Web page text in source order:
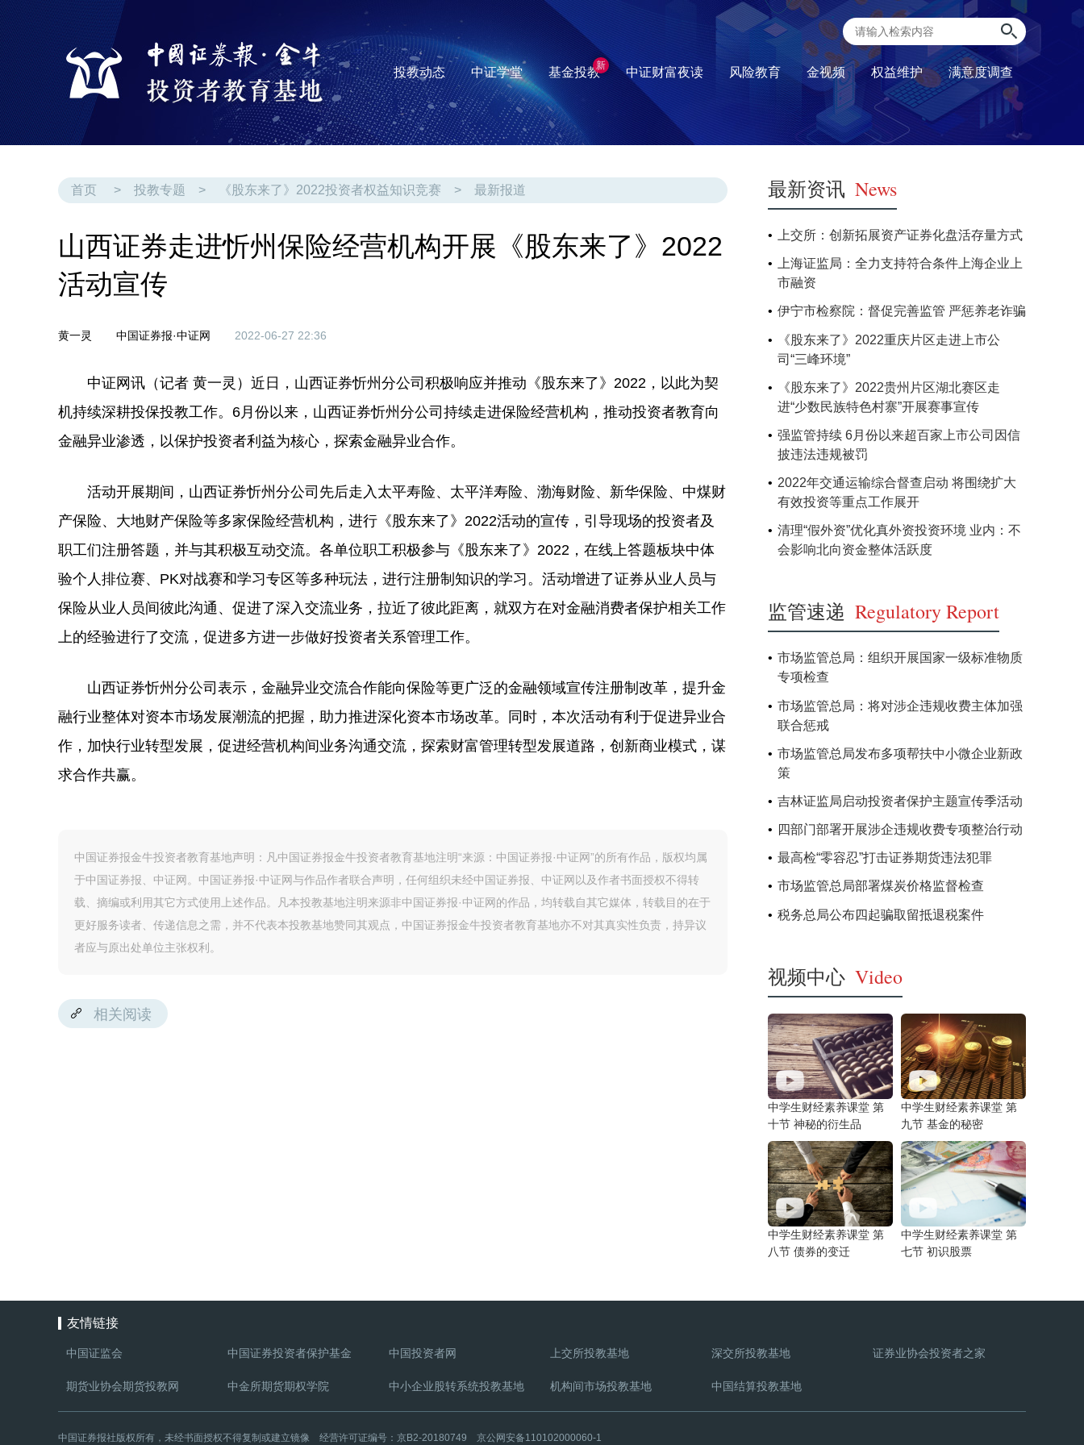
投教动态 中证学堂 基金投教新 中证财富夜读 风险教育 金视频 权益维护 满意度调查
首页 > 投教专题 > 《股东来了》2022投资者权益知识竞赛 > 最新报道
山西证券走进忻州保险经营机构开展《股东来了》2022
活动宣传
黄一灵 中国证券报·中证网 2022-06-27 22:36
中证网讯（记者 黄一灵）近日，山西证券忻州分公司积极响应并推动《股东来了》2022，以此为契
机持续深耕投保投教工作。6月份以来，山西证券忻州分公司持续走进保险经营机构，推动投资者教育向
金融异业渗透，以保护投资者利益为核心，探索金融异业合作。
活动开展期间，山西证券忻州分公司先后走入太平寿险、太平洋寿险、渤海财险、新华保险、中煤财
产保险、大地财产保险等多家保险经营机构，进行《股东来了》2022活动的宣传，引导现场的投资者及
职工们注册答题，并与其积极互动交流。各单位职工积极参与《股东来了》2022，在线上答题板块中体
验个人排位赛、PK对战赛和学习专区等多种玩法，进行注册制知识的学习。活动增进了证券从业人员与
保险从业人员间彼此沟通、促进了深入交流业务，拉近了彼此距离，就双方在对金融消费者保护相关工作
上的经验进行了交流，促进多方进一步做好投资者关系管理工作。
山西证券忻州分公司表示，金融异业交流合作能向保险等更广泛的金融领域宣传注册制改革，提升金
融行业整体对资本市场发展潮流的把握，助力推进深化资本市场改革。同时，本次活动有利于促进异业合
作，加快行业转型发展，促进经营机构间业务沟通交流，探索财富管理转型发展道路，创新商业模式，谋
求合作共赢。
中国证券报金牛投资者教育基地声明：凡中国证券报金牛投资者教育基地注明“来源：中国证券报·中证网”的所有作品，版权均属
于中国证券报、中证网。中国证券报·中证网与作品作者联合声明，任何组织未经中国证券报、中证网以及作者书面授权不得转
载、摘编或利用其它方式使用上述作品。凡本投教基地注明来源非中国证券报·中证网的作品，均转载自其它媒体，转载目的在于
更好服务读者、传递信息之需，并不代表本投教基地赞同其观点，中国证券报金牛投资者教育基地亦不对其真实性负责，持异议
者应与原出处单位主张权利。
相关阅读
最新资讯 News
上交所：创新拓展资产证券化盘活存量方式
上海证监局：全力支持符合条件上海企业上
市融资
伊宁市检察院：督促完善监管 严惩养老诈骗
《股东来了》2022重庆片区走进上市公
司“三峰环境”
《股东来了》2022贵州片区湖北赛区走
进“少数民族特色村寨”开展赛事宣传
强监管持续 6月份以来超百家上市公司因信
披违法违规被罚
2022年交通运输综合督查启动 将围绕扩大
有效投资等重点工作展开
清理“假外资”优化真外资投资环境 业内：不
会影响北向资金整体活跃度
监管速递 Regulatory Report
市场监管总局：组织开展国家一级标准物质
专项检查
市场监管总局：将对涉企违规收费主体加强
联合惩戒
市场监管总局发布多项帮扶中小微企业新政
策
吉林证监局启动投资者保护主题宣传季活动
四部门部署开展涉企违规收费专项整治行动
最高检“零容忍”打击证券期货违法犯罪
市场监管总局部署煤炭价格监督检查
税务总局公布四起骗取留抵退税案件
视频中心 Video
中学生财经素养课堂 第
十节 神秘的衍生品
中学生财经素养课堂 第
九节 基金的秘密
中学生财经素养课堂 第
八节 债券的变迁
中学生财经素养课堂 第
七节 初识股票
友情链接
中国证监会 中国证券投资者保护基金 中国投资者网 上交所投教基地 深交所投教基地 证券业协会投资者之家
期货业协会期货投教网 中金所期货期权学院 中小企业股转系统投教基地 机构间市场投教基地 中国结算投教基地
中国证券报社版权所有，未经书面授权不得复制或建立镜像 经营许可证编号：京B2-20180749 京公网安备110102000060-1